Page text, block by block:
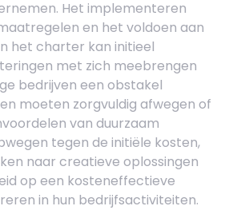
Het implementeren
en het voldoen aan
het charter kan initieel
met zich meebrengen
bedrijven een obstakel
moeten zorgvuldig afwegen of
van duurzaam
tegen de initiële kosten,
naar creatieve oplossingen
op een kosteneffectieve
in hun bedrijfsactiviteiten.